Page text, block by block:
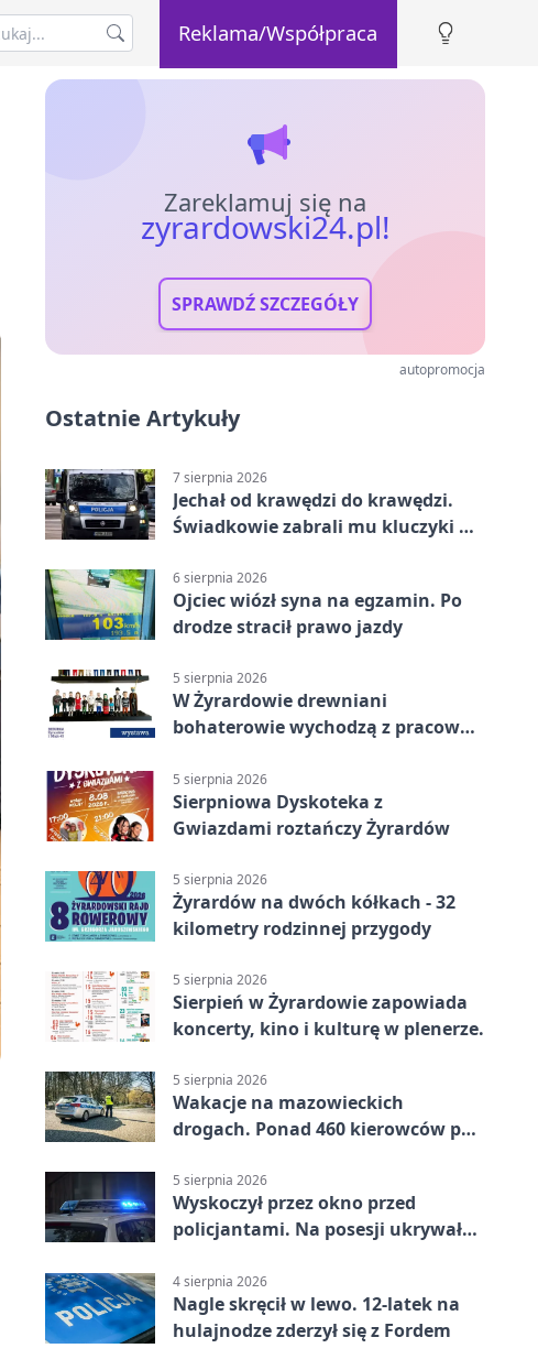
Reklama/Współpraca
Zareklamuj się na
zyrardowski24.pl!
SPRAWDŹ SZCZEGÓŁY
autopromocja
Ostatnie Artykuły
7 sierpnia 2026
Jechał od krawędzi do krawędzi.
Świadkowie zabrali mu kluczyki w
6 sierpnia 2026
Ojciec wiózł syna na egzamin. Po
drodze stracił prawo jazdy
5 sierpnia 2026
W Żyrardowie drewniani
bohaterowie wychodzą z pracowni
5 sierpnia 2026
Sierpniowa Dyskoteka z
Gwiazdami roztańczy Żyrardów
5 sierpnia 2026
Żyrardów na dwóch kółkach - 32
kilometry rodzinnej przygody
5 sierpnia 2026
Sierpień w Żyrardowie zapowiada
koncerty, kino i kulturę w plenerze.
5 sierpnia 2026
Wakacje na mazowieckich
drogach. Ponad 460 kierowców po
5 sierpnia 2026
Wyskoczył przez okno przed
policjantami. Na posesji ukrywał
4 sierpnia 2026
Nagle skręcił w lewo. 12-latek na
hulajnodze zderzył się z Fordem